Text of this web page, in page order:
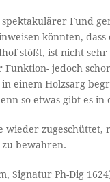
Fund
könnten, dass
stößt, ist nicht
jedoch
einem Holzsarg
so etwas gibt es in
wieder zugeschüttet,
bewahren.
Signatur Ph-Dig